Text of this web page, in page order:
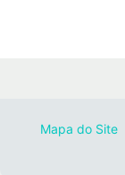
Mapa do Site